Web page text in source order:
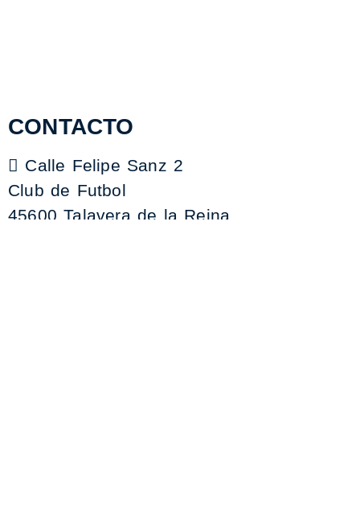
CONTACTO
Calle Felipe Sanz 2
Club de Futbol
45600 Talavera de la Reina